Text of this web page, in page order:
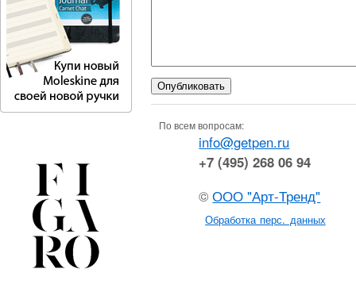
По всем вопросам:
info@getpen.ru
+7 (495) 268 06 94
©ООО "Арт-Тренд"
Обработка перс. данных